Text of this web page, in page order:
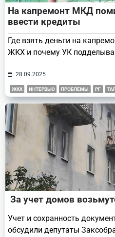
На капремонт МКД
ввести кредиты
Где взять деньги на
ЖКХ и почему УК
28.09.2025
ЖКХ ИНТЕРВЬЮ ПРОБЛЕМЫ РГ
За учет домов
Учет и сохранность
обсудили депутаты